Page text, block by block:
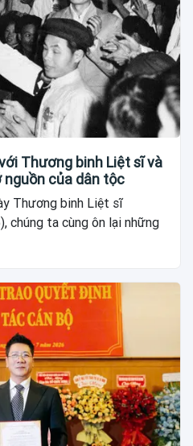
Thương binh Liệt sĩ và
nguồn của dân tộc
Thương binh Liệt sĩ
ta cùng ôn lại những